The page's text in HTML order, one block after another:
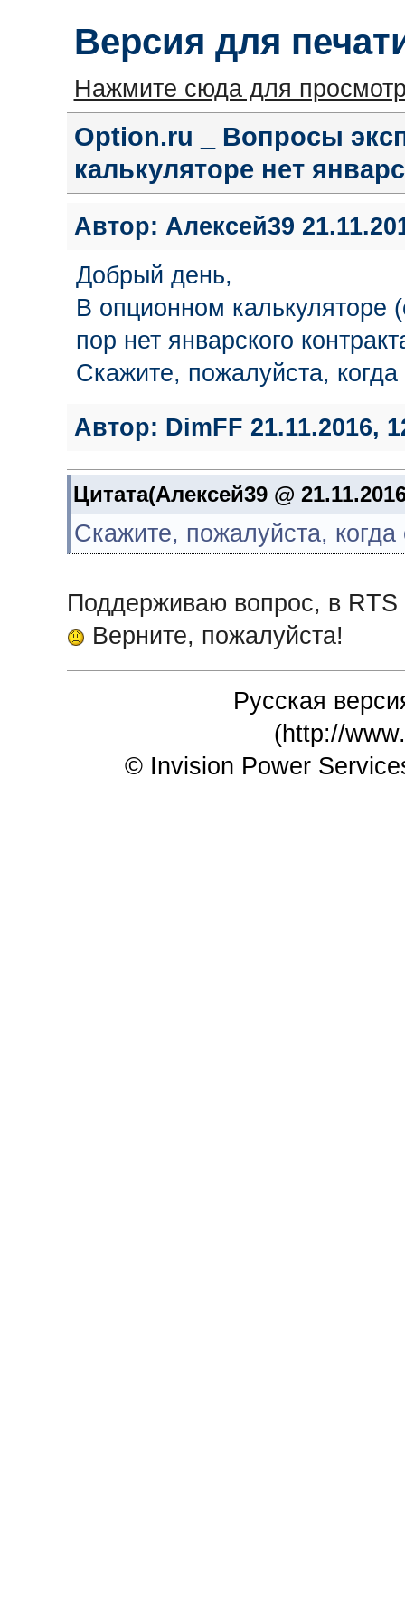
Версия для
Нажмите сюда для
Option.ru _ Вопросы
калькуляторе нет
Автор: Алексей39
Добрый день,
В опционном калькуляторе
пор нет январского
Скажите, пожалуйста,
Автор: DimFF 21.11.2016,
Цитата(Алексей39 @
Скажите, пожалуйста,
Поддерживаю вопрос, в
Верните, пожалуйста!
Русская
(http://
© Invision Power